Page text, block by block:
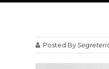
Posted By